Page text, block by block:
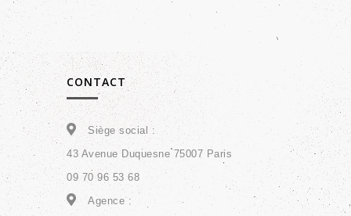
CONTACT
Siège social :
43 Avenue Duquesne 75007 Paris
09 70 96 53 68
Agence :